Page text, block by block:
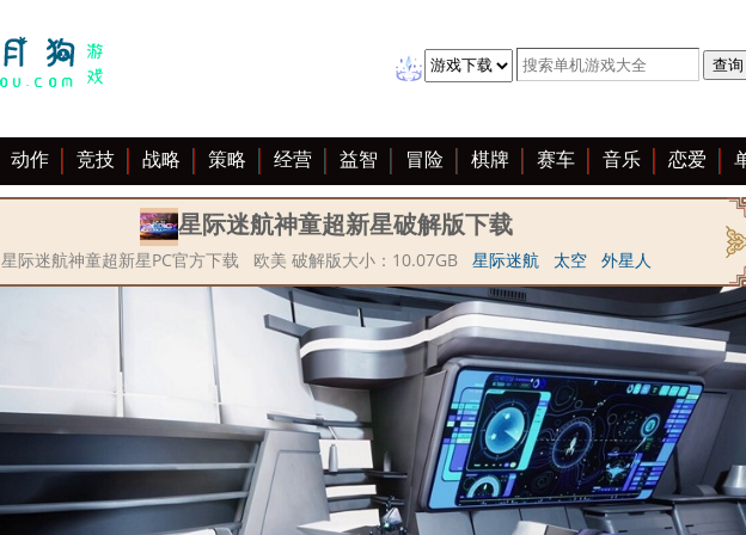
动作 竞技 战略 策略 经营 益智 冒险 棋牌 赛车 音乐 恋爱
星际迷航神童超新星破解版下载
星际迷航神童超新星PC官方下载 欧美 破解版大小：10.07GB 星际迷航 太空 外星人